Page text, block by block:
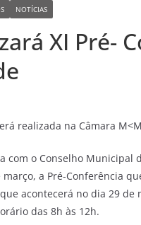
NOTÍCIAS
XI Pré-
realizada na Câmara
com o Conselho Municipal
a Pré-Conferência
acontecerá no dia 29
das 8h às 12h.